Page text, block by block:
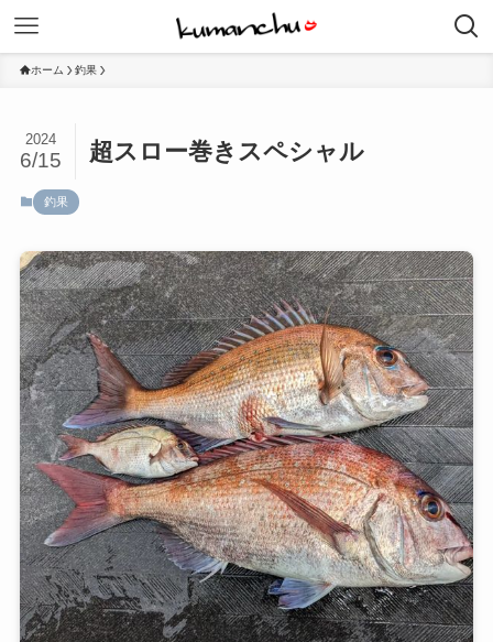
ホーム 釣果
超スロー巻きスペシャル
2024
6/15
釣果